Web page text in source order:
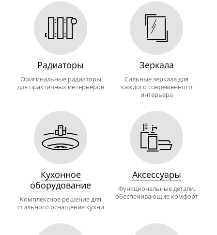
Радиаторы
Оригинальные радиаторы
для практичных интерьеров
Зеркала
Сильные зеркала для
каждого современного
интерьера
Кухонное
оборудование
Комплексное решение для
стильного оснащения кухни
Аксессуары
Функциональные детали,
обеспечивающие комфорт